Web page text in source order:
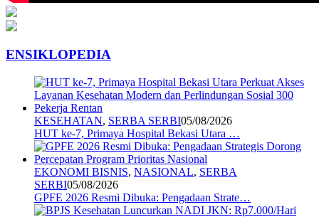
ENSIKLOPEDIA
KESEHATAN, SERBA SERBI05/08/2026
HUT ke-7, Primaya Hospital Bekasi Utara …
EKONOMI BISNIS, NASIONAL, SERBA
SERBI05/08/2026
GPFE 2026 Resmi Dibuka: Pengadaan Strate…